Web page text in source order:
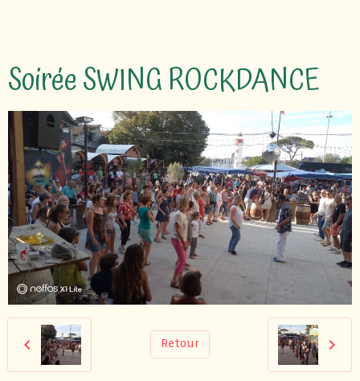
Soirée SWING ROCKDANCE
Retour